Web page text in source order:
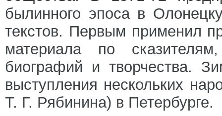
былинного эпоса в
текстов. Первым применил
материала по
биографий и творчества.
выступления нескольких
Т. Г. Рябинина) в Петербурге.